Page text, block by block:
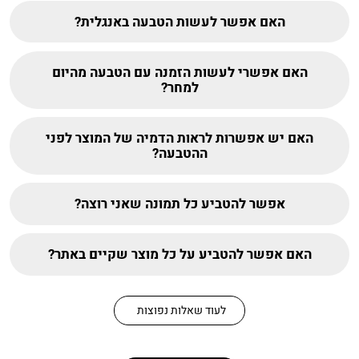
האם אפשר לעשות הטבעה באנגלית?
האם אפשרי לעשות הזמנה עם הטבעה מהיום
למחר?
האם יש אפשרות לראות הדמיה של המוצר לפני
ההטבעה?
אפשר להטביע כל תמונה שאני רוצה?
האם אפשר להטביע על כל מוצר שקיים באתר?
לעוד שאלות נפוצות